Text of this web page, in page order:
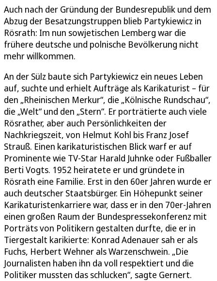
Auch nach der Gründung der Bundesrepublik und dem
Abzug der Besatzungstruppen blieb Partykiewicz in
Rösrath: Im nun sowjetischen Lemberg war die
frühere deutsche und polnische Bevölkerung nicht
mehr willkommen.
An der Sülz baute sich Partykiewicz ein neues Leben
auf, suchte und erhielt Aufträge als Karikaturist – für
den „Rheinischen Merkur“, die „Kölnische Rundschau“,
die „Welt“ und den „Stern“. Er porträtierte auch viele
Rösrather, aber auch Persönlichkeiten der
Nachkriegszeit, von Helmut Kohl bis Franz Josef
Strauß. Einen karikaturistischen Blick warf er auf
Prominente wie TV-Star Harald Juhnke oder Fußballer
Berti Vogts. 1952 heiratete er und gründete in
Rösrath eine Familie. Erst in den 60er Jahren wurde er
auch deutscher Staatsbürger. Ein Höhepunkt seiner
Karikaturistenkarriere war, dass er in den 70er-Jahren
einen großen Raum der Bundespressekonferenz mit
Porträts von Politikern gestalten durfte, die er in
Tiergestalt karikierte: Konrad Adenauer sah er als
Fuchs, Herbert Wehner als Warzenschwein. „Die
Journalisten haben ihn da voll respektiert und die
Politiker mussten das schlucken“, sagte Gernert.